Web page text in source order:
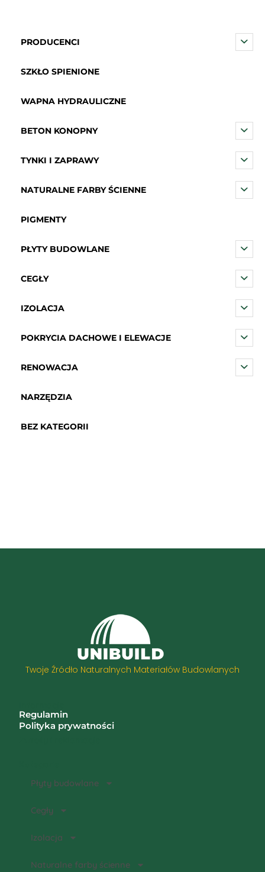
PRODUCENCI
SZKŁO SPIENIONE
WAPNA HYDRAULICZNE
BETON KONOPNY
TYNKI I ZAPRAWY
NATURALNE FARBY ŚCIENNE
PIGMENTY
PŁYTY BUDOWLANE
CEGŁY
IZOLACJA
POKRYCIA DACHOWE I ELEWACJE
RENOWACJA
NARZĘDZIA
BEZ KATEGORII
Twoje Źródło Naturalnych Materiałów Budowlanych
Płyty budowlane
Cegły
Izolacja
Naturalne farby ścienne
Regulamin
Polityka prywatności